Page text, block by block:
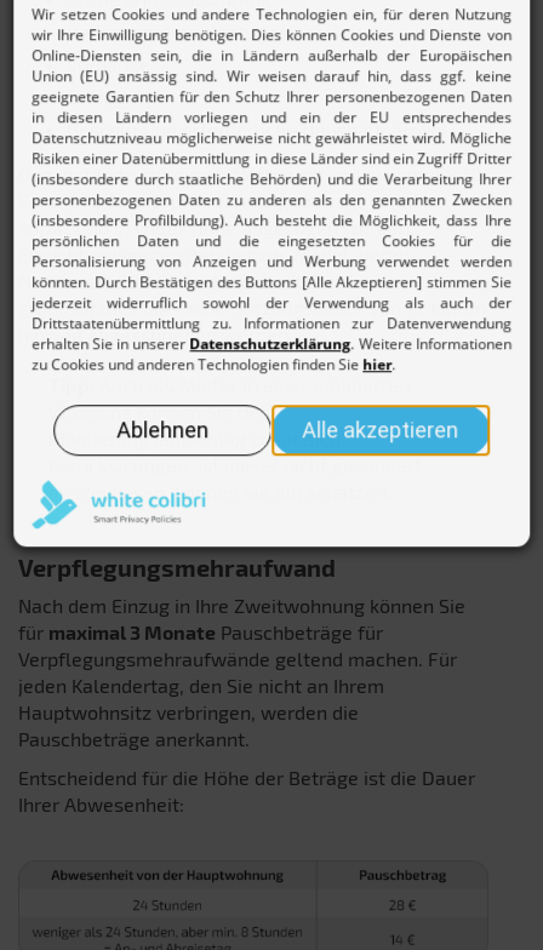
Badezimmereinrichtung
Vorhänge
Lampen
Geschirr und erforderliche Haushaltsartikel
Gegenstände mit einem Nettowert von maximal 800
Euro (952 Euro Bruttorechnungsbetrag) können
sofort und in voller Höhe abgezogen werden.
Einrichtungsgegenstände bzw. Möbel, deren
Nettopreis 800 Euro überschreitet, müssen
grundsätzlich über eine Nutzungsdauer von 13 Jahren
hinweg abgeschrieben werden.
Wohnung können Sie den
Möblierungsaufschlag zusätzlich
berücksichtigen. Ist dieser nicht gesondert
ausgewiesen, können Sie ihn schätzen.
Verpflegungsmehraufwand
Nach dem Einzug in Ihre Zweitwohnung können Sie
für maximal 3 Monate Pauschbeträge für
Verpflegungsmehraufwände geltend machen. Für
jeden Kalendertag, den Sie nicht an Ihrem
Hauptwohnsitz verbringen, werden die
Pauschbeträge anerkannt.
Entscheidend für die Höhe der Beträge ist die Dauer
Ihrer Abwesenheit: